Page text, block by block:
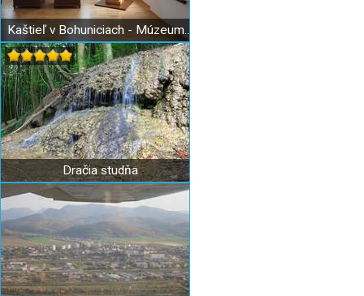
Kaštieľ v Bohuniciach - Múzeum regiónu Bielych Karpát
Dračia studňa